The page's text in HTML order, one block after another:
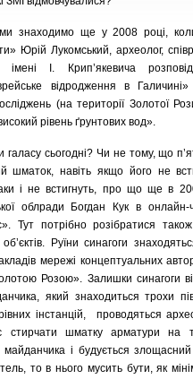
знаходимо ще у 2008 році,
Юрій Лукомський, археолог,
імені І. Крип’якевича
відродження в
(на території Золотої
рівень ґрунтових вод».
галасу сьогодні? Чи не тому, що
шматок, навіть якщо його не
і не встигнуть, про що ще в
облради Богдан Кук в онлайн-
Тут потрібно розібратися
Руїни синагоги
мережі концептуальних
Розою». Залишки синагоги
який знаходиться трохи
інстанцій, проводяться
шматку арматури на
майданчика і будується
то в нього мусить бути, як